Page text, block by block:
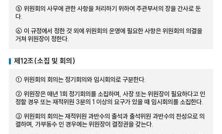
⑤ 위원회의 사무에 관한 사항을 처리하기 위하여 주관부서의 장을 간사로 둔
다.
⑥ 이 규정에서 정한 것 외에 위원회의 운영에 필요한 사항은 위원회의 의결을
거쳐 위원장이 정한다.
제12조(소집 및 회의)
① 위원회의 회의는 정기회의와 임시회의로 구분한다.
② 위원장은 매년 1회 정기회의를 소집하며, 사장 또는 위원장이 필요하다고 인
정할 경우 또는 재적위원 3분의 1 이상의 요구가 있을 때 임시회의를 소집한다.
③ 위원회의 회의는 재적위원 과반수의 출석과 출석위원 과반수의 찬성으로 의
결하며, 가부동수 인 경우에는 위원장이 결정권을 갖는다.